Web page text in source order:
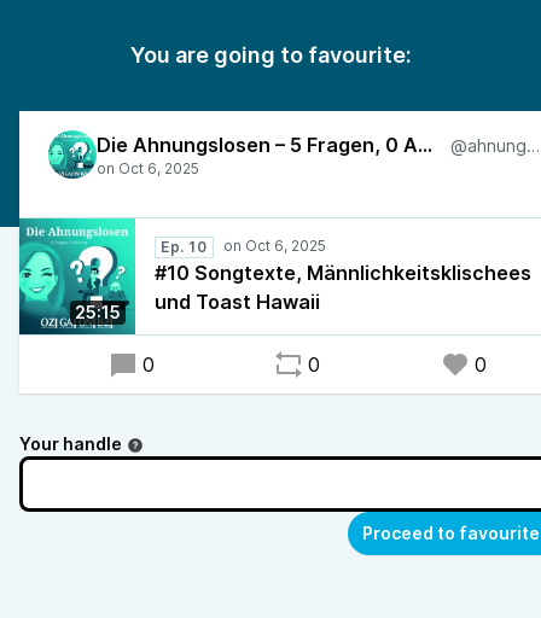
You are going to favourite:
Die Ahnungslosen – 5 Fragen, 0 Ahnung @ahnungslos
25:15
Ep. 10
#10 Songtexte, Männlichkeitsklischees
und Toast Hawaii
0 0 0
Your handle
Proceed to favourite